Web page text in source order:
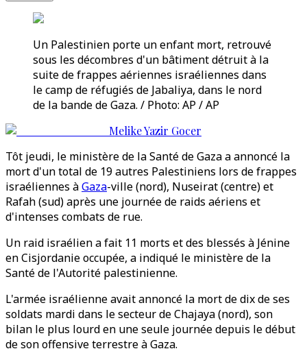
Un Palestinien porte un enfant mort, retrouvé
sous les décombres d'un bâtiment détruit à la
suite de frappes aériennes israéliennes dans
le camp de réfugiés de Jabaliya, dans le nord
de la bande de Gaza. / Photo: AP / AP
Melike Yazir Gocer
Tôt jeudi, le ministère de la Santé de Gaza a annoncé la
mort d'un total de 19 autres Palestiniens lors de frappes
israéliennes àGaza-ville (nord), Nuseirat (centre) et
Rafah (sud) après une journée de raids aériens et
d'intenses combats de rue.
Un raid israélien a fait 11 morts et des blessés à Jénine
en Cisjordanie occupée, a indiqué le ministère de la
Santé de l'Autorité palestinienne.
L'armée israélienne avait annoncé la mort de dix de ses
soldats mardi dans le secteur de Chajaya (nord), son
bilan le plus lourd en une seule journée depuis le début
de son offensive terrestre à Gaza.